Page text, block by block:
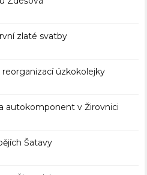
zlaté svatby
úzkokolejky
autokomponent v Žirovnici
Šatavy